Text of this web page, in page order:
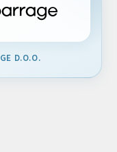
D.O.O.